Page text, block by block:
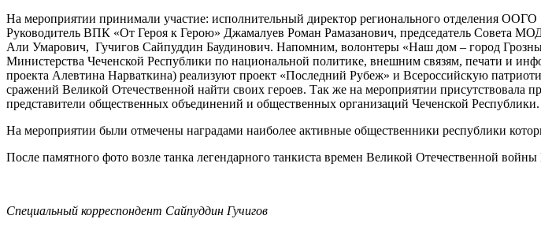
На мероприятии принимали участие: исполнительный директор регионального отделения
Руководитель ВПК «От Героя к Герою» Джамалуев Роман Рамазанович, председатель
Али Умарович, Гучигов Сайпуддин Баудинович. Напомним, волонтеры «Наш дом – город
Министерства Чеченской Республики по национальной политике, внешним связям, печати и
проекта Алевтина Нарваткина) реализуют проект «Последний Рубеж» и Всероссийскую
сражений Великой Отечественной найти своих героев. Так же на мероприятии присутствовала
представители общественных объединений и общественных организаций Чеченской Республики.
На мероприятии были отмечены наградами наиболее активные общественники республики
После памятного фото возле танка легендарного танкиста времен Великой Отечественной
Специальный корреспондент Сайпуддин Гучигов